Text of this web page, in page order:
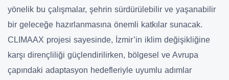
yönelik bu çalışmalar, şehrin sürdürülebilir ve yaşanabilir
bir geleceğe hazırlanmasına önemli katkılar sunacak.
CLIMAAX projesi sayesinde, İzmir’in iklim değişikliğine
karşı dirençliliği güçlendirilirken, bölgesel ve Avrupa
çapındaki adaptasyon hedefleriyle uyumlu adımlar